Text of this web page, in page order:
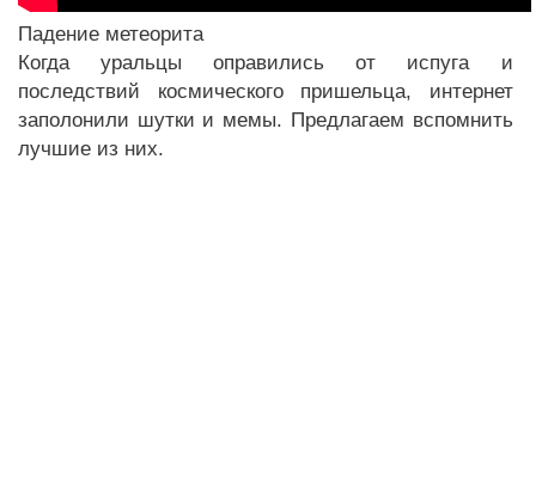
Падение метеорита
Когда уральцы оправились от испуга и
последствий космического пришельца, интернет
заполонили шутки и мемы. Предлагаем вспомнить
лучшие из них.